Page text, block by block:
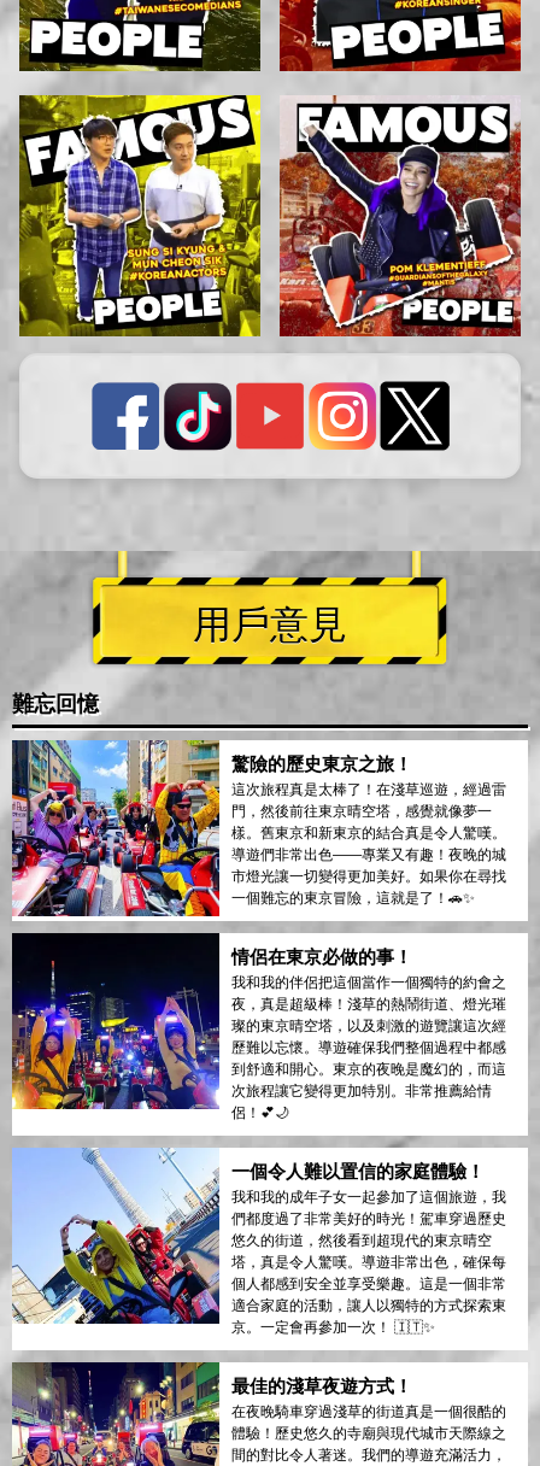
用戶意見
難忘回憶
驚險的歷史東京之旅！
這次旅程真是太棒了！在淺草巡遊，經過雷
門，然後前往東京晴空塔，感覺就像夢一
樣。舊東京和新東京的結合真是令人驚嘆。
導遊們非常出色——專業又有趣！夜晚的城
市燈光讓一切變得更加美好。如果你在尋找
一個難忘的東京冒險，這就是了！🚗✨
情侶在東京必做的事！
我和我的伴侶把這個當作一個獨特的約會之
夜，真是超級棒！淺草的熱鬧街道、燈光璀
璨的東京晴空塔，以及刺激的遊覽讓這次經
歷難以忘懷。導遊確保我們整個過程中都感
到舒適和開心。東京的夜晚是魔幻的，而這
次旅程讓它變得更加特別。非常推薦給情
侶！💕🌙
一個令人難以置信的家庭體驗！
我和我的成年子女一起參加了這個旅遊，我
們都度過了非常美好的時光！駕車穿過歷史
悠久的街道，然後看到超現代的東京晴空
塔，真是令人驚嘆。導遊非常出色，確保每
個人都感到安全並享受樂趣。這是一個非常
適合家庭的活動，讓人以獨特的方式探索東
京。一定會再參加一次！ 🇮🇹✨
最佳的淺草夜遊方式！
在夜晚騎車穿過淺草的街道真是一個很酷的
體驗！歷史悠久的寺廟與現代城市天際線之
間的對比令人著迷。我們的導遊充滿活力，